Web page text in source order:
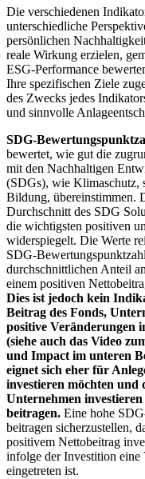
Die verschiedenen
unterschiedliche
persönlichen
reale Wirkung erzielen,
ESG-Performance
Ihre spezifischen Ziele
des Zwecks jedes
und sinnvolle
SDG-
bewertet, wie gut die
mit den Nachhaltigen
(SDGs), wie Klimaschutz,
Bildung, übereinstimmen.
Durchschnitt des SDG
die wichtigsten positiven
widerspiegelt. Die Werte
SDG-
durchschnittlichen Anteil
einem positiven
Dies ist jedoch kein
Beitrag des Fonds,
positive Veränderungen
(siehe auch das Video
und Impact im unteren
eignet sich eher für
investieren möchten
Unternehmen
beitragen. Eine hohe
beitragen sicherzustellen,
positivem Nettobeitrag
infolge der Investition eine
eingetreten ist.